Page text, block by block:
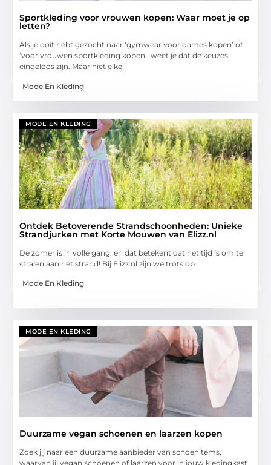
Sportkleding voor vrouwen kopen: Waar moet je op
letten?
Als je ooit hebt gezocht naar ‘gymwear voor dames kopen’ of
‘voor vrouwen sportkleding kopen’, weet je dat de keuzes
eindeloos zijn. Maar niet elke
Mode En Kleding
MODE EN KLEDING
Ontdek Betoverende Strandschoonheden: Unieke
Strandjurken met Korte Mouwen van Elizz.nl
De zomer is in volle gang, en dat betekent dat het tijd is om te
stralen aan het strand! Bij Elizz.nl zijn we trots op
Mode En Kleding
MODE EN KLEDING
Duurzame vegan schoenen en laarzen kopen
Zoek jij naar een duurzame aanbieder van schoenitems,
waarvan jij vegan schoenen of laarzen voor in jouw kledingkast